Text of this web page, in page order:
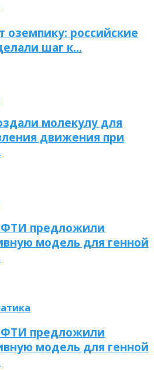
оземпику: российские
шаг к…
молекулу для
движения при
предложили
модель для генной
предложили
модель для генной